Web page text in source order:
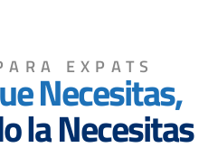
EXPATS
Necesitas,
la Necesitas